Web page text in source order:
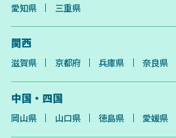
愛知県 三重県
関西
滋賀県 京都府 兵庫県 奈良県
中国・四国
岡山県 山口県 徳島県 愛媛県